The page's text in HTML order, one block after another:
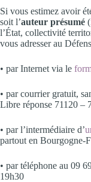
Si vous estimez avoir
soit l’auteur présumé
l’État, collectivité
vous adresser au
• par Internet via le
• par courrier gratuit,
Libre réponse 71120 –
• par l’intermédiaire d’
partout en Bourgogne-
• par téléphone au 09
19h30